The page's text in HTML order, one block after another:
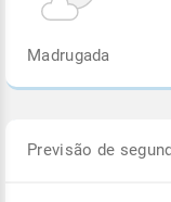
Madrugada
Previsão de